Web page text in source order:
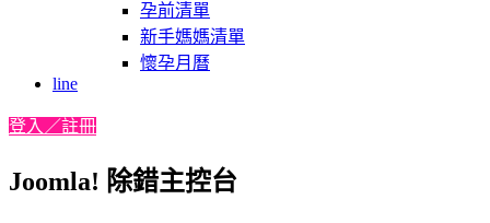
孕前清單
新手媽媽清單
懷孕月曆
line
登入／註冊
Joomla! 除錯主控台